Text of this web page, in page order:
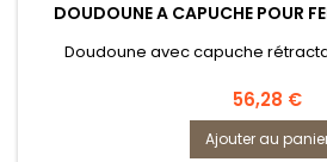
DOUDOUNE A CAPUCHE POUR
Doudoune avec capuche
Prix
56,28 €
Ajouter au